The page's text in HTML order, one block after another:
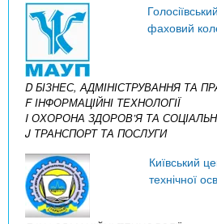
фаховий
D БІЗНЕС, АДМІНІСТРУВАННЯ ТА
F ІНФОРМАЦІЙНІ ТЕХНОЛОГІЇ
I ОХОРОНА ЗДОРОВ’Я ТА
J ТРАНСПОРТ ТА ПОСЛУГИ
Київський
технічної